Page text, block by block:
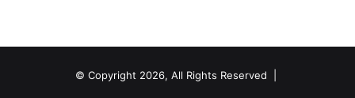
© Copyright 2026, All Rights Reserved |